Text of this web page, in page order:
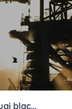
blac...